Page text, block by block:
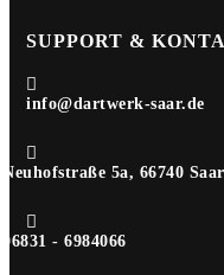
SUPPORT &

info@dartwerk-saar.de

Neuhofstraße 5a, 66740

06831 - 6984066